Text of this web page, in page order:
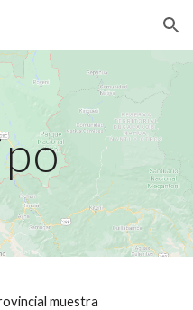
Skip to navigation
muestra